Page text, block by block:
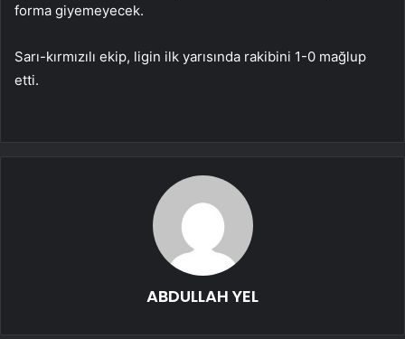
forma giyemeyecek.
Sarı-kırmızılı ekip, ligin ilk yarısında rakibini 1-0 mağlup
etti.
ABDULLAH YEL